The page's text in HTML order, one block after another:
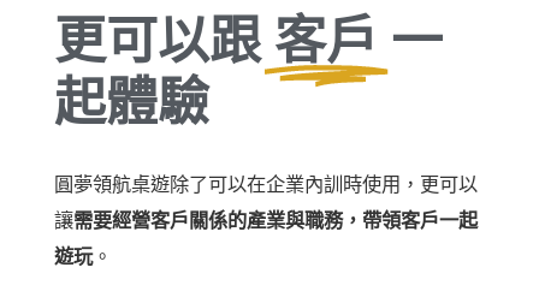
更可以跟 客戶 一
起體驗
圓夢領航桌遊除了可以在企業內訓時使用，更可以
讓需要經營客戶關係的產業與職務，帶領客戶一起
遊玩。